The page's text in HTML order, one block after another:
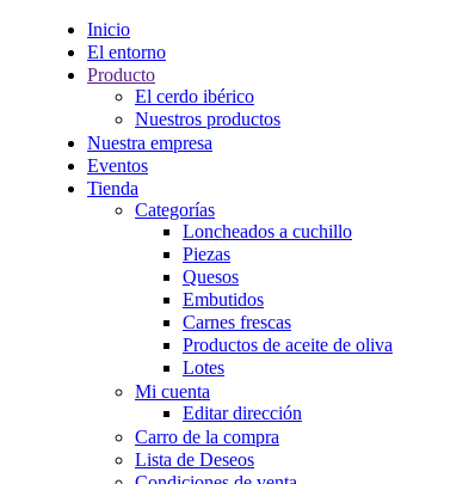
Inicio
El entorno
Producto
El cerdo ibérico
Nuestros productos
Nuestra empresa
Eventos
Tienda
Categorías
Loncheados a cuchillo
Piezas
Quesos
Embutidos
Carnes frescas
Productos de aceite de oliva
Lotes
Mi cuenta
Editar dirección
Carro de la compra
Lista de Deseos